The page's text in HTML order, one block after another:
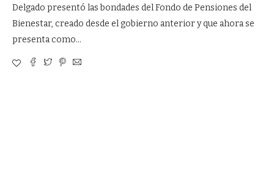
Delgado presentó las bondades del Fondo de Pensiones del
Bienestar, creado desde el gobierno anterior y que ahora se
presenta como…